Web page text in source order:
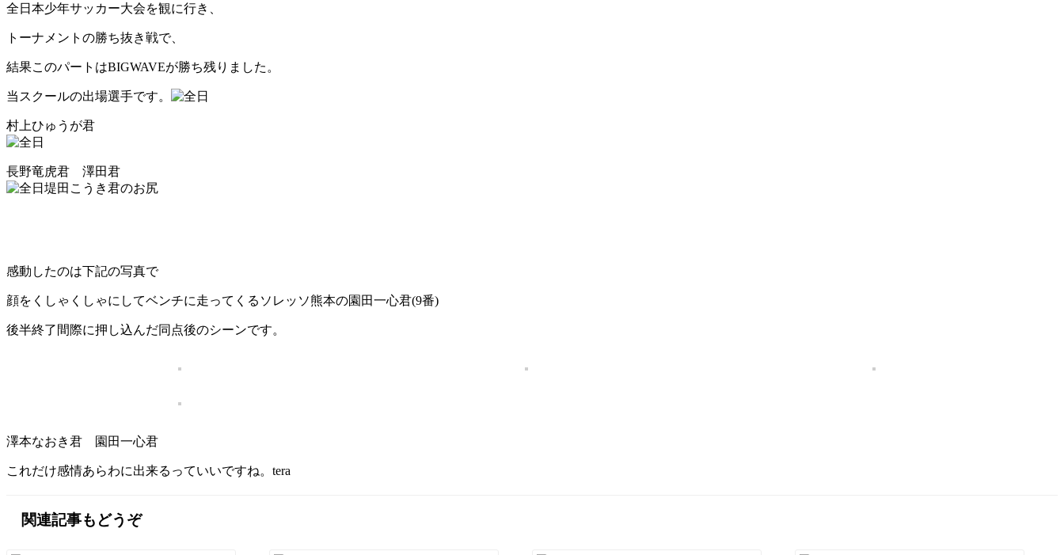
全日本少年サッカー大会を観に行き、
トーナメントの勝ち抜き戦で、
結果このパートはBIGWAVEが勝ち残りました。
当スクールの出場選手です。
村上ひゅうが君
長野竜虎君 澤田君
堤田こうき君のお尻
感動したのは下記の写真で
顔をくしゃくしゃにしてベンチに走ってくるソレッソ熊本の園田一心君(9番)
後半終了間際に押し込んだ同点後のシーンです。
澤本なおき君 園田一心君
これだけ感情あらわに出来るっていいですね。tera
関連記事もどうぞ